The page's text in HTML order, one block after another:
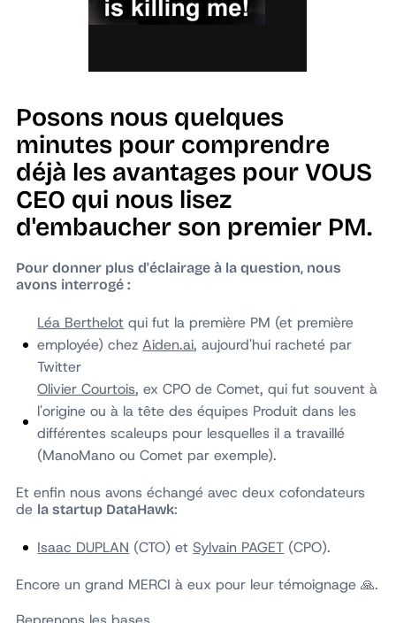
Posons nous quelques
minutes pour comprendre
déjà les avantages pour VOUS
CEO qui nous lisez
d'embaucher son premier PM.
Pour donner plus d'éclairage à la question, nous
avons interrogé :
Léa Berthelot qui fut la première PM (et première
employée) chezAiden.ai, aujourd'hui racheté par
Twitter
Olivier Courtois, ex CPO de Comet, qui fut souvent à
l'origine ou à la tête des équipes Produit dans les
différentes scaleups pour lesquelles il a travaillé
(ManoMano ou Comet par exemple).
Et enfin nous avons échangé avec deux cofondateurs
de la startup DataHawk:
Isaac DUPLAN (CTO) etSylvain PAGET (CPO).
Encore un grand MERCI à eux pour leur témoignage 🙏.